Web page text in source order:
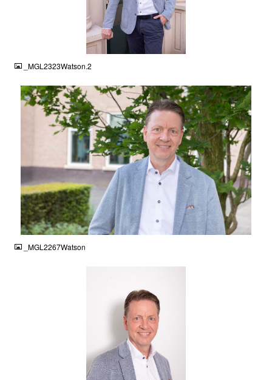
_MGL2323Watson.2
JPG
_MGL2267Watson